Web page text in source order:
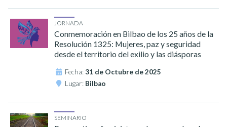
JORNADA
Conmemoración en Bilbao de los 25 años de la
Resolución 1325: Mujeres, paz y seguridad
desde el territorio del exilio y las diásporas
Fecha:31 de Octubre de 2025
Lugar: Bilbao
SEMINARIO